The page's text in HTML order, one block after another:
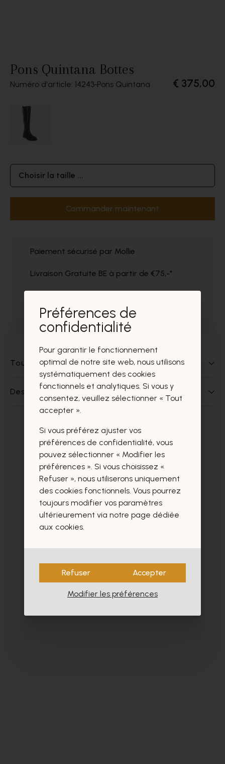
Pons Quintana Bottes
Numéro d'article: 14243 Pons Quintana € 375,00
Choisir la taille ...
Commander maintenant
Paiement sécurisé par Mollie
Livraison Gratuite BE à partir de €75,-*
Prélèvement gratuit dans nos magasins
Tout sur ce produit
Des questions sur ce produit?
Ces produits vous intéresseront
certainement aussi.
Préférences de
confidentialité
Pour garantir le fonctionnement
optimal de notre site web, nous utilisons
systématiquement des cookies
fonctionnels et analytiques. Si vous y
consentez, veuillez sélectionner « Tout
accepter ».
Si vous préférez ajuster vos
préférences de confidentialité, vous
pouvez sélectionner « Modifier les
préférences ». Si vous choisissez «
Refuser », nous utiliserons uniquement
des cookies fonctionnels. Vous pourrez
toujours modifier vos paramètres
ultérieurement via notre page dédiée
aux cookies.
Refuser Accepter
Modifier les préférences